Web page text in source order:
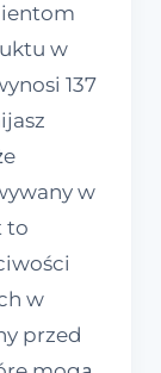
w
137
w
to
w
przed